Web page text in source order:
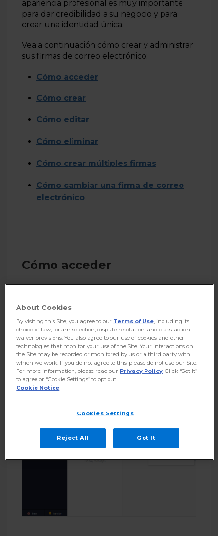
Cómo importar correos electrónicos para Titan
Cómo reenviar automáticamente correos electrónicos
Cómo cambiar la contraseña del correo electrónico
Cómo añadir más de una cuenta de correo electrónico
apariencia profesional es muy importante
para dar credibilidad a su negocio y para
crear una identidad única.
Vea a continuación cómo crear y administrar
sus firmas de correo electrónico:
Cómo acceder
Cómo crear
Cómo editar
Cómo eliminar
Cómo crear múltiples firmas
Cómo cambiar una firma de correo
electrónico
Cómo acceder
1 Haga clic en el
2
A continuación, haga clic en la opción
Firmas
About Cookies
By visiting this Site, you agree to our Terms of Use, including its
choice of law, forum selection, dispute resolution, and class-action
waiver provisions. You also agree to our use of cookies and other
technologies that monitor your use of the Site. Your interactions on
the Site may be recorded or monitored by us or a third party with
which we work. If you do not agree to this, please do not use our Site.
For more information, please read our Privacy Policy. Click “Got It”
to agree or “Cookie Settings” to opt out.
Cookie Notice
Cookies Settings
Reject All Got It